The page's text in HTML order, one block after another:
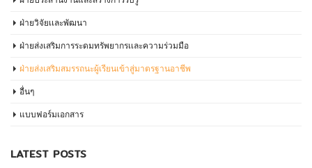
ฝ่ายวิจัยเเละพัฒนา
ฝ่ายส่งเสริมการระดมทรัพยากรเเละความร่วมมือ
ฝ่ายส่งเสริมสมรรถนะผู้เรียนเข้าสู่มาตรฐานอาชีพ
อื่นๆ
แบบฟอร์มเอกสาร
LATEST POSTS